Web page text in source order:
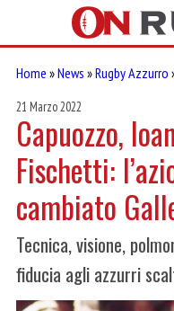
Home »News »Rugby Azzurro
21 Marzo 2022
Capuozzo,
Fischetti:
cambiato
Tecnica, visione,
fiducia agli azzurri